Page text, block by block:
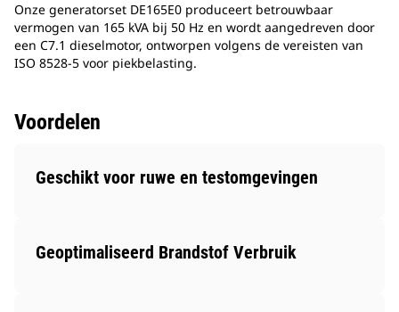
Onze generatorset DE165E0 produceert betrouwbaar
vermogen van 165 kVA bij 50 Hz en wordt aangedreven door
een C7.1 dieselmotor, ontworpen volgens de vereisten van
ISO 8528-5 voor piekbelasting.
Voordelen
Geschikt voor ruwe en testomgevingen
Geoptimaliseerd Brandstof Verbruik